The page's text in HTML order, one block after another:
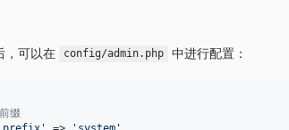
，可以在
config/admin.php 中进行配置：
缀